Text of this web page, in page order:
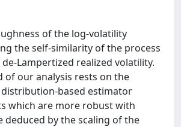
of the log-volatility
the self-similarity of the process
Lampertized realized volatility.
of our analysis rests on the
based estimator
which are more robust with
deduced by the scaling of the